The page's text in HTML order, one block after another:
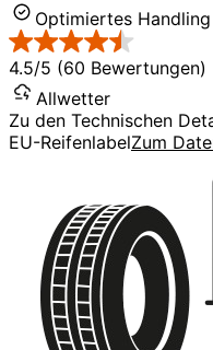
Optimiertes
4.5/5 (60 Bewertungen)
Allwetter
Zu den Technischen
EU-ReifenlabelZum